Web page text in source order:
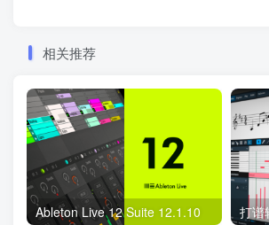
相关推荐
Ableton Live 12 Suite 12.1.10